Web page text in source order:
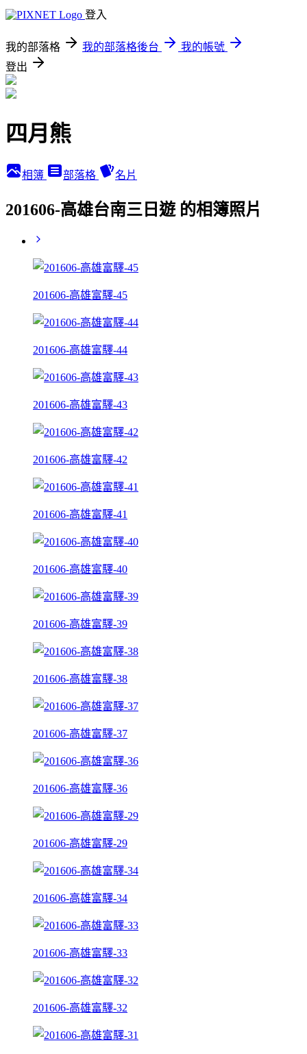
登入
我的部落格 我的部落格後台
我的帳號
登出
四月熊
相簿 部落格 名片
201606-高雄台南三日遊 的相簿照片
201606-高雄富驛-45
201606-高雄富驛-44
201606-高雄富驛-43
201606-高雄富驛-42
201606-高雄富驛-41
201606-高雄富驛-40
201606-高雄富驛-39
201606-高雄富驛-38
201606-高雄富驛-37
201606-高雄富驛-36
201606-高雄富驛-29
201606-高雄富驛-34
201606-高雄富驛-33
201606-高雄富驛-32